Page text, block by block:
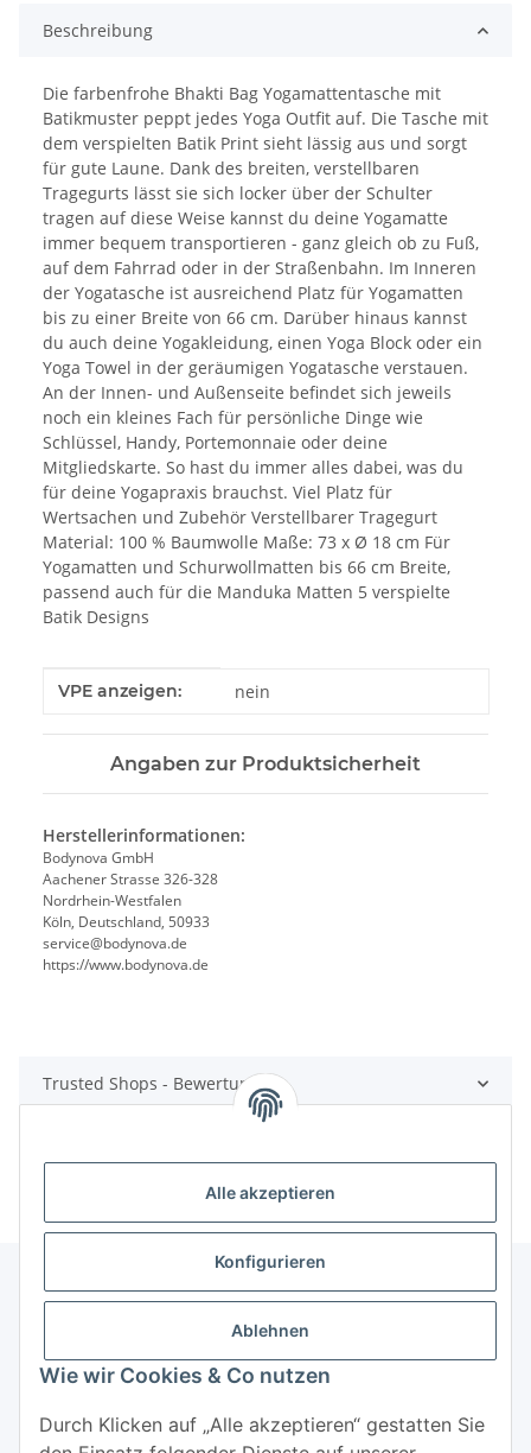
Alle akzeptieren
Konfigurieren
Ablehnen
Wie wir Cookies & Co nutzen
Durch Klicken auf „Alle akzeptieren“ gestatten Sie
Beschreibung
Die farbenfrohe Bhakti Bag Yogamattentasche mit
Batikmuster peppt jedes Yoga Outfit auf. Die Tasche mit
dem verspielten Batik Print sieht lässig aus und sorgt
für gute Laune. Dank des breiten, verstellbaren
Tragegurts lässt sie sich locker über der Schulter
tragen auf diese Weise kannst du deine Yogamatte
immer bequem transportieren - ganz gleich ob zu Fuß,
auf dem Fahrrad oder in der Straßenbahn. Im Inneren
der Yogatasche ist ausreichend Platz für Yogamatten
bis zu einer Breite von 66 cm. Darüber hinaus kannst
du auch deine Yogakleidung, einen Yoga Block oder ein
Yoga Towel in der geräumigen Yogatasche verstauen.
An der Innen- und Außenseite befindet sich jeweils
noch ein kleines Fach für persönliche Dinge wie
Schlüssel, Handy, Portemonnaie oder deine
Mitgliedskarte. So hast du immer alles dabei, was du
für deine Yogapraxis brauchst. Viel Platz für
Wertsachen und Zubehör Verstellbarer Tragegurt
Material: 100 % Baumwolle Maße: 73 x Ø 18 cm Für
Yogamatten und Schurwollmatten bis 66 cm Breite,
passend auch für die Manduka Matten 5 verspielte
Batik Designs
Produkteigenschaft
Wert
VPE anzeigen: nein
Angaben zur Produktsicherheit
Herstellerinformationen:
Bodynova GmbH
Aachener Strasse 326-328
Nordrhein-Westfalen
Köln, Deutschland, 50933
service@bodynova.de
https://www.bodynova.de
Trusted Shops - Bewertungen
Mehr über